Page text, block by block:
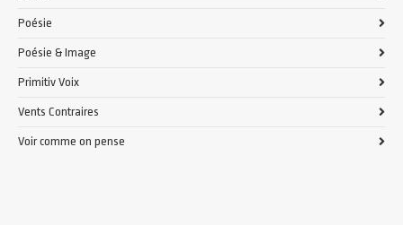
Poésie
Poésie & Image
Primitiv Voix
Vents Contraires
Voir comme on pense